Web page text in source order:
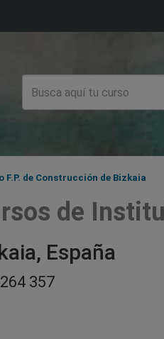
F.P. de Construcción de Bizkaia
de
España
357